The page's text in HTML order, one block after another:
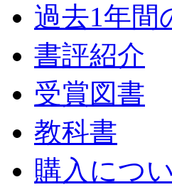
過去1年間
書評紹介
受賞図書
教科書
購入につ